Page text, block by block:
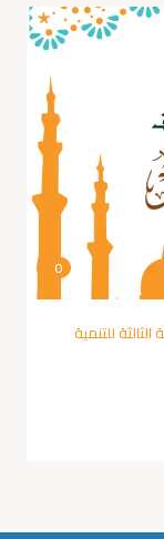
0
للتنمية